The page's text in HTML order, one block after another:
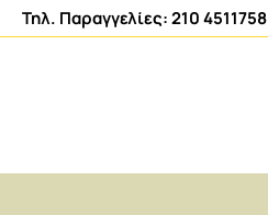
Τηλ. Παραγγελίες: 210 4511758